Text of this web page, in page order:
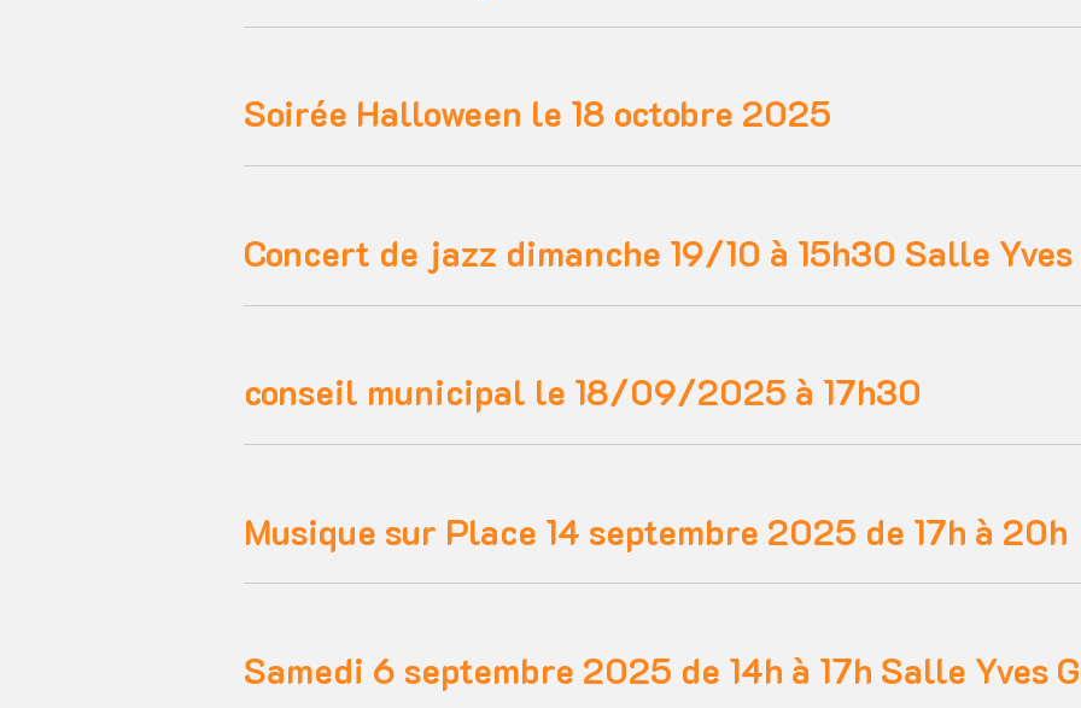
Soirée Halloween le 18 octobre 2025
Concert de jazz dimanche 19/10 à 15h30 Salle Yves
conseil municipal le 18/09/2025 à 17h30
Musique sur Place 14 septembre 2025 de 17h à 20h
Samedi 6 septembre 2025 de 14h à 17h Salle Yves